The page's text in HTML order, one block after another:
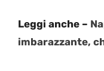
Leggi anche –
imbarazzante,